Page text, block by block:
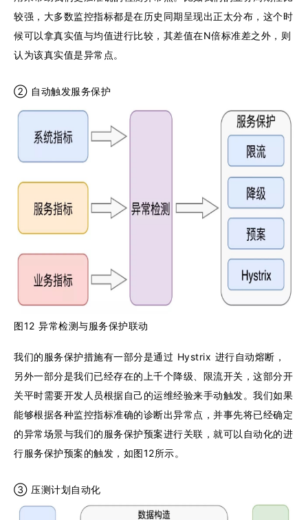
较强，大多数监控指标都是在历史同期呈现出正太分布，这个时
候可以拿真实值与均值进行比较，其差值在N倍标准差之外，则
认为该真实值是异常点。
② 自动触发服务保护
图12 异常检测与服务保护联动
我们的服务保护措施有一部分是通过 Hystrix 进行自动熔断，
另外一部分是我们已经存在的上千个降级、限流开关，这部分开
关平时需要开发人员根据自己的运维经验来手动触发。我们如果
能够根据各种监控指标准确的诊断出异常点，并事先将已经确定
的异常场景与我们的服务保护预案进行关联，就可以自动化的进
行服务保护预案的触发，如图12所示。
③ 压测计划自动化